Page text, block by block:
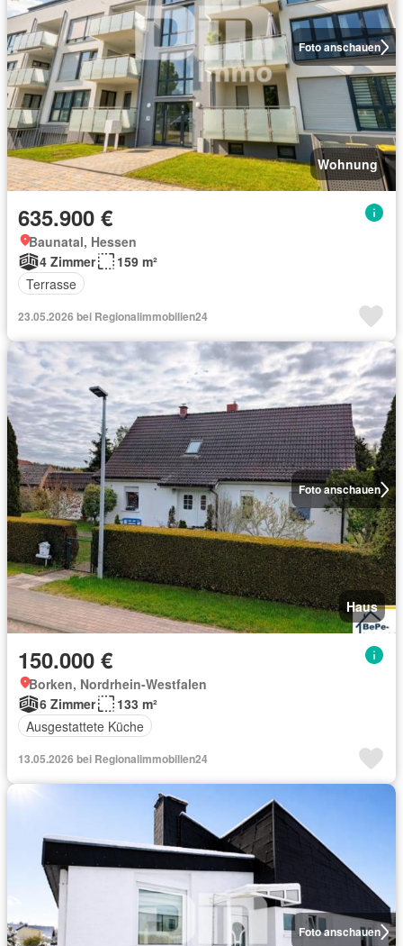
Foto anschauen
Wohnung
635.900 €
Baunatal, Hessen
4 Zimmer
159 m²
Terrasse
23.05.2026 bei Regionalimmobilien24
Foto anschauen
Haus
150.000 €
Borken, Nordrhein-Westfalen
6 Zimmer
133 m²
Ausgestattete Küche
13.05.2026 bei Regionalimmobilien24
Foto anschauen